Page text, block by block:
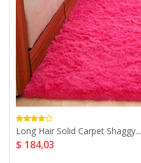
Long Hair Solid Carpet Shaggy...
$ 184,03